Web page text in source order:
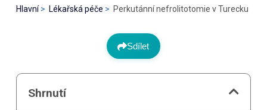
Hlavní Lékařská péče Perkutánní nefrolitotomie v Turecku
Sdílet
Shrnutí